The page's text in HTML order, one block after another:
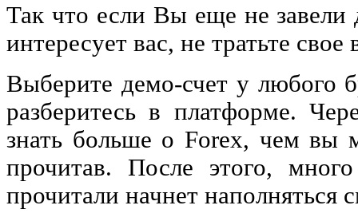
Так что если Вы еще не завели
интересует вас, не тратьте свое
Выберите демо-счет у любого
разберитесь в платформе.
знать больше о Forex, чем вы
прочитав. После этого,
прочитали начнет наполняться